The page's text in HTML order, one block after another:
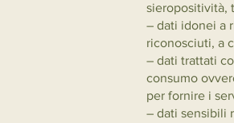
sieropositività,
– dati idonei a
riconosciuti, a
– dati trattati
consumo
per fornire i
– dati sensibili